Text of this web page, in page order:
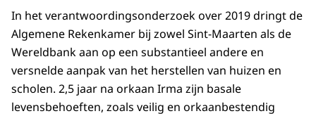
In het verantwoordingsonderzoek over 2019 dringt de
Algemene Rekenkamer bij zowel Sint-Maarten als de
Wereldbank aan op een substantieel andere en
versnelde aanpak van het herstellen van huizen en
scholen. 2,5 jaar na orkaan Irma zijn basale
levensbehoeften, zoals veilig en orkaanbestendig